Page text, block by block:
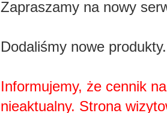
Zapraszamy na nowy
Dodaliśmy nowe
Informujemy, że cennik
nieaktualny. Strona